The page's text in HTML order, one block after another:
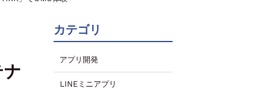
カテゴリ
アプリ開発
LINEミニアプリ